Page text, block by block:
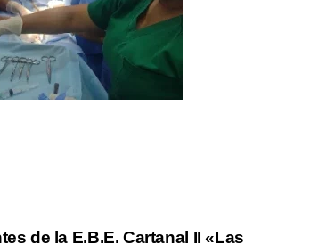
de la E.B.E. Cartanal II «Las